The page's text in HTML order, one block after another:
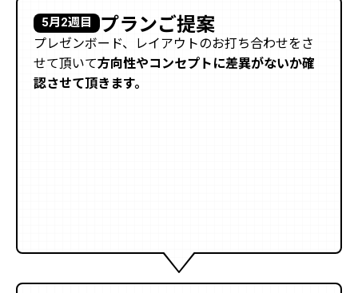
5月2週目 プランご提案
プレゼンボード、レイアウトのお打ち合わせをさ
せて頂いて方向性やコンセプトに差異がないか確
認させて頂きます。